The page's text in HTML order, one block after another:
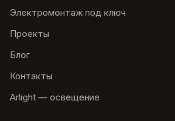
Электромонтаж под ключ
Проекты
Блог
Контакты
Arlight — освещение